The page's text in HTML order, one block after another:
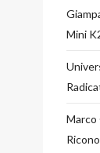
Mini
Marco